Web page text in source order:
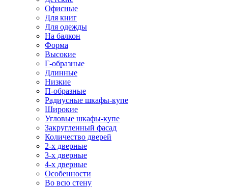
Офисные
Для книг
Для одежды
На балкон
Форма
Высокие
Г-образные
Длинные
Низкие
П-образные
Радиусные шкафы-купе
Широкие
Угловые шкафы-купе
Закругленный фасад
Количество дверей
2-х дверные
3-х дверные
4-х дверные
Особенности
Во всю стену